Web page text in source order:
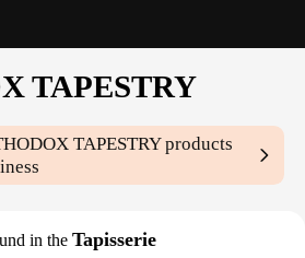
TAPESTRY
TAPESTRYproducts
in the Tapisserie